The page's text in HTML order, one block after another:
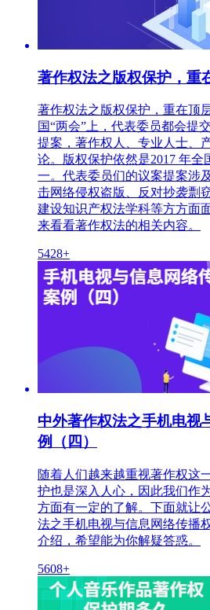
著作权法之版权保护，重
著作权法之版权保护，重在顶
国“两会”上，代表委员都会提
提案，著作权人、专业人士、
论。版权保护依然是2017 年全
一。代表委员们的议案提案涉
击网络侵权盗版、反对抄袭剽
建设知识产权法学科等方方面
来看看著作权法的相关内容。
5428+
中外著作权法之手机电视
例（四）
随着人们越来越重视著作权这
护也是深入人心，因此我们作
方面有一定的了解。下面就让
法之手机电视与信息网络传播
介绍，希望能为你解疑答惑。
5608+